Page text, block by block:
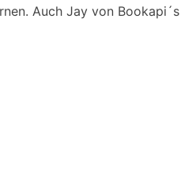
Auch Jay von Bookapi´s